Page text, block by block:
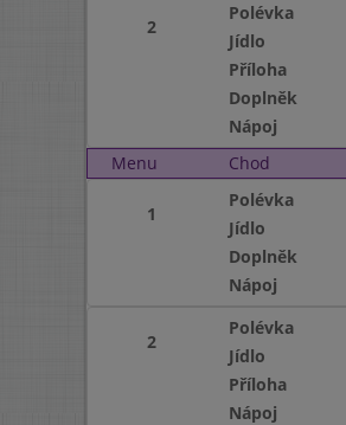
2
Polévka
Jídlo
Příloha
Doplněk
Nápoj
Menu
Chod
1
Polévka
Jídlo
Doplněk
Nápoj
2
Polévka
Jídlo
Příloha
Nápoj